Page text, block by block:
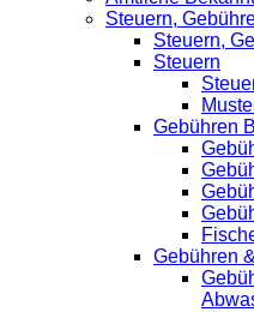
Steuern,
Steuern,
Steuern
Gebühren
Gebühren